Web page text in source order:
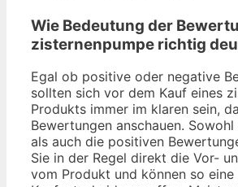
Wie Bedeutung der
zisternenpumpe richtig
Egal ob positive oder negative
sollten sich vor dem Kauf eines
Produkts immer im klaren sein,
Bewertungen anschauen.
als auch die positiven
Sie in der Regel direkt die Vor-
vom Produkt und können so eine